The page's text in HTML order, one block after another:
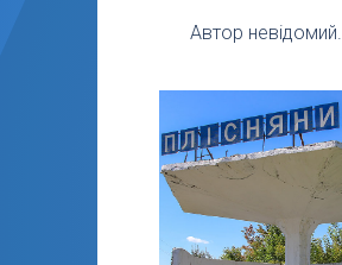
Автор невідомий.